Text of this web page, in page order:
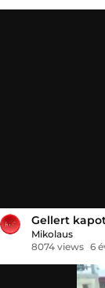
Gellert
Mikolaus
8074 views 6